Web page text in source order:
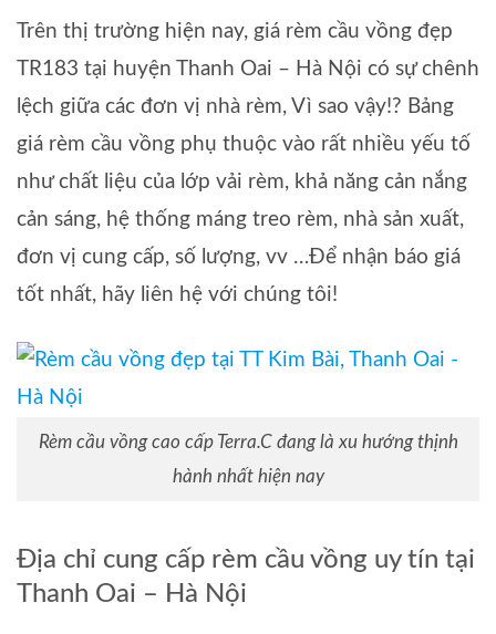
Trên thị trường hiện nay, giá rèm cầu vồng đẹp
TR183 tại huyện Thanh Oai – Hà Nội có sự chênh
lệch giữa các đơn vị nhà rèm, Vì sao vậy!? Bảng
giá rèm cầu vồng phụ thuộc vào rất nhiều yếu tố
như chất liệu của lớp vải rèm, khả năng cản nắng
cản sáng, hệ thống máng treo rèm, nhà sản xuất,
đơn vị cung cấp, số lượng, vv …Để nhận báo giá
tốt nhất, hãy liên hệ với chúng tôi!
Rèm cầu vồng cao cấp Terra.C đang là xu hướng thịnh
hành nhất hiện nay
Địa chỉ cung cấp rèm cầu vồng uy tín tại
Thanh Oai – Hà Nội